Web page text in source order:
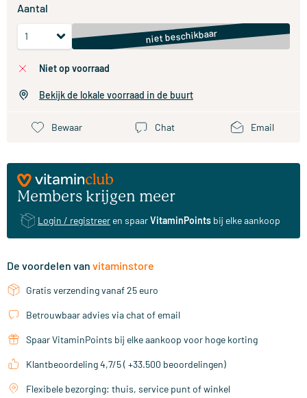
Aantal
niet beschikbaar
niet op voorraad
Bekijk de lokale voorraad in de buurt
Bewaar Chat Email
Members krijgen meer
Login / registreer en spaarVitaminPoints bij elke aankoop
De voordelen van vitaminstore
Gratis verzending vanaf 25 euro
Betrouwbaar advies via chat of email
Spaar VitaminPoints bij elke aankoop voor hoge korting
Klantbeoordeling 4,7/5 ( +33.500 beoordelingen)
Flexibele bezorging: thuis, service punt of winkel